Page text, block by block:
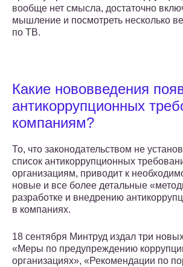
вообще нет смысла, достаточно
мышление и посмотреть несколько
по ТВ.
Какие нововведения
антикоррупционных
компаниям?
То, что законодательством не
список антикоррупционных
организациям, приводит к
новые и все более детальные
разработке и внедрению
в компаниях.
18 сентября Минтруд издал три
«Меры по предупреждению
организациях», «Рекомендации по